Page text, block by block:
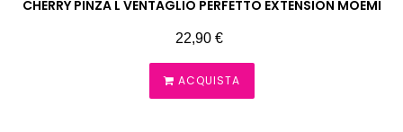
CHERRY PINZA L VENTAGLIO PERFETTO EXTENSION MOEMI
Prezzo
22,90 €
ACQUISTA